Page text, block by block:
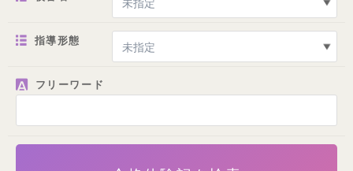
指導形態
フリーワード